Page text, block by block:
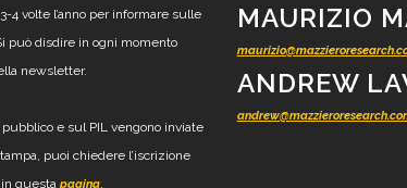
4 volte l’anno per informare sulle
può disdire in ogni momento
newsletter.
e sul PIL vengono inviate
puoi chiedere l’iscrizione
questa pagina
MAURIZIO
ANDREW